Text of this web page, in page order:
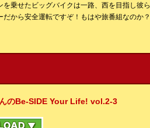
を乗せたビッグバイクは一路、西を目指し彼
だから安全運転ですぞ！もはや旅番組なのか
のBe-SIDE Your Life! vol.2-3